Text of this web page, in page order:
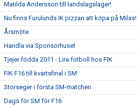
Matilda Andersson till landslagsläger!
Nu finns Furulunds IK pizzan att köpa på Milas!
Årsmöte
Handla via Sponsorhuset
Tjejer födda 2011 - Lira fotboll hos FIK
FIK F16 till kvartsfinal i SM
Storseger i första SM-matchen
Dags för SM för F16